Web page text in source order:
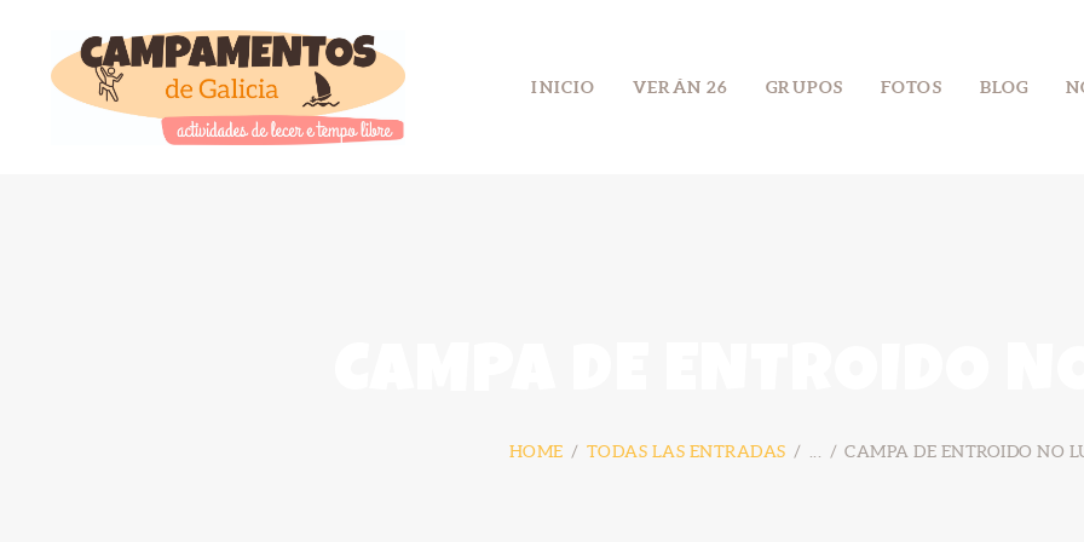
INICIO VERÁN 26 GRUPOS FOTOS BLOG
HOME TODAS LAS ENTRADAS CAMPA DE ENTROIDO NO
VERÁN 26